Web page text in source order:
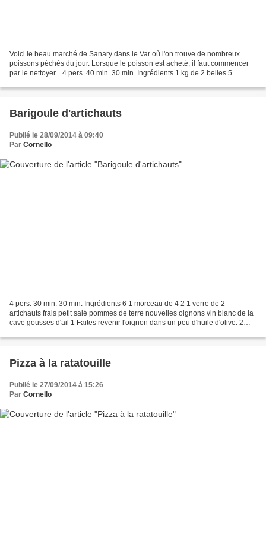
Voici le beau marché de Sanary dans le Var où l'on trouve de nombreux
poissons péchés du jour. Lorsque le poisson est acheté, il faut commencer
par le nettoyer... 4 pers. 40 min. 30 min. Ingrédients 1 kg de 2 belles 5
Barigoule d'artichauts
Publié le 28/09/2014 à 09:40
Par Cornello
4 pers. 30 min. 30 min. Ingrédients 6 1 morceau de 4 2 1 verre de 2
artichauts frais petit salé pommes de terre nouvelles oignons vin blanc de la
cave gousses d'ail 1 Faites revenir l'oignon dans un peu d'huile d'olive. 2
Pizza à la ratatouille
Publié le 27/09/2014 à 15:26
Par Cornello